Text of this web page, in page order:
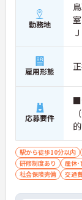
勤務地
室
雇用形態
応募要件
■
■
駅から徒歩10分以内
研修制度あり
産休･
社会保険完備
交通